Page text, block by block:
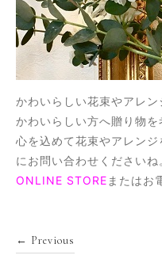
かわいらしい花束やアレン
かわいらしい方へ贈り物
心を込めて花束やアレン
にお問い合わせくださいね
ONLINE STORE またはお
← Previous